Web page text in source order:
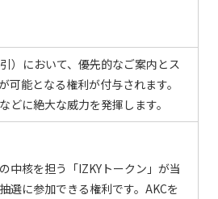
）において、優先的なご案内とス
可能となる権利が付与されます。
どに絶大な威力を発揮します。
中核を担う「IZKYトークン」が当
選に参加できる権利です。AKCを